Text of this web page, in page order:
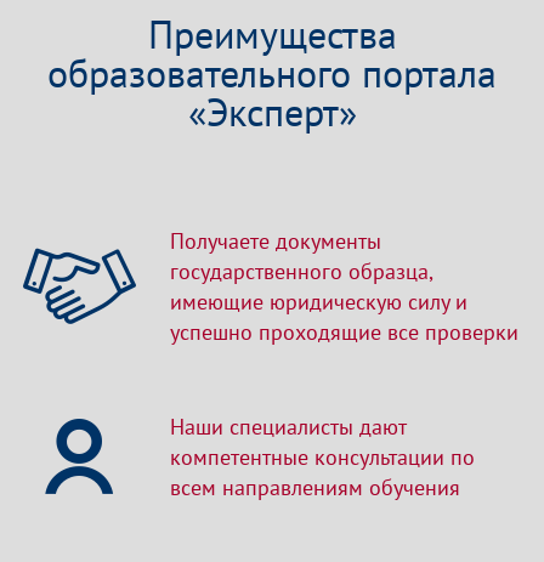
Преимущества
образовательного портала
«Эксперт»
Получаете документы
государственного образца,
имеющие юридическую силу и
успешно проходящие все проверки
Наши специалисты дают
компетентные консультации по
всем направлениям обучения